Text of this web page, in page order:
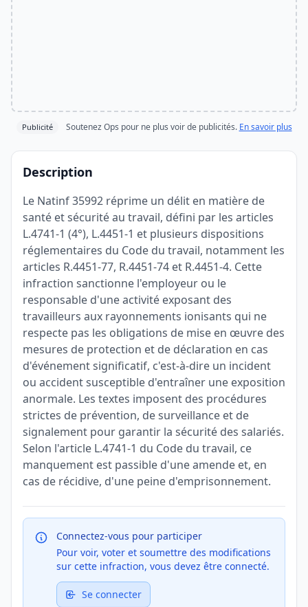
Publicité Soutenez Ops pour ne plus voir de publicités. En savoir plus
Description
Le Natinf 35992 réprime un délit en matière de
santé et sécurité au travail, défini par les articles
L.4741-1 (4°), L.4451-1 et plusieurs dispositions
réglementaires du Code du travail, notamment les
articles R.4451-77, R.4451-74 et R.4451-4. Cette
infraction sanctionne l'employeur ou le
responsable d'une activité exposant des
travailleurs aux rayonnements ionisants qui ne
respecte pas les obligations de mise en œuvre des
mesures de protection et de déclaration en cas
d'événement significatif, c'est-à-dire un incident
ou accident susceptible d'entraîner une exposition
anormale. Les textes imposent des procédures
strictes de prévention, de surveillance et de
signalement pour garantir la sécurité des salariés.
Selon l'article L.4741-1 du Code du travail, ce
manquement est passible d'une amende et, en
cas de récidive, d'une peine d'emprisonnement.
Connectez-vous pour participer
Pour voir, voter et soumettre des modifications
sur cette infraction, vous devez être connecté.
Se connecter